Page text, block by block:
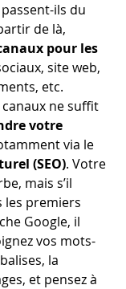
ils du
de là,
pour les
site web,
etc.
ne suffit
votre
via le
(SEO). Votre
mais s’il
les premiers
Google, il
vos mots-
la
et pensez à